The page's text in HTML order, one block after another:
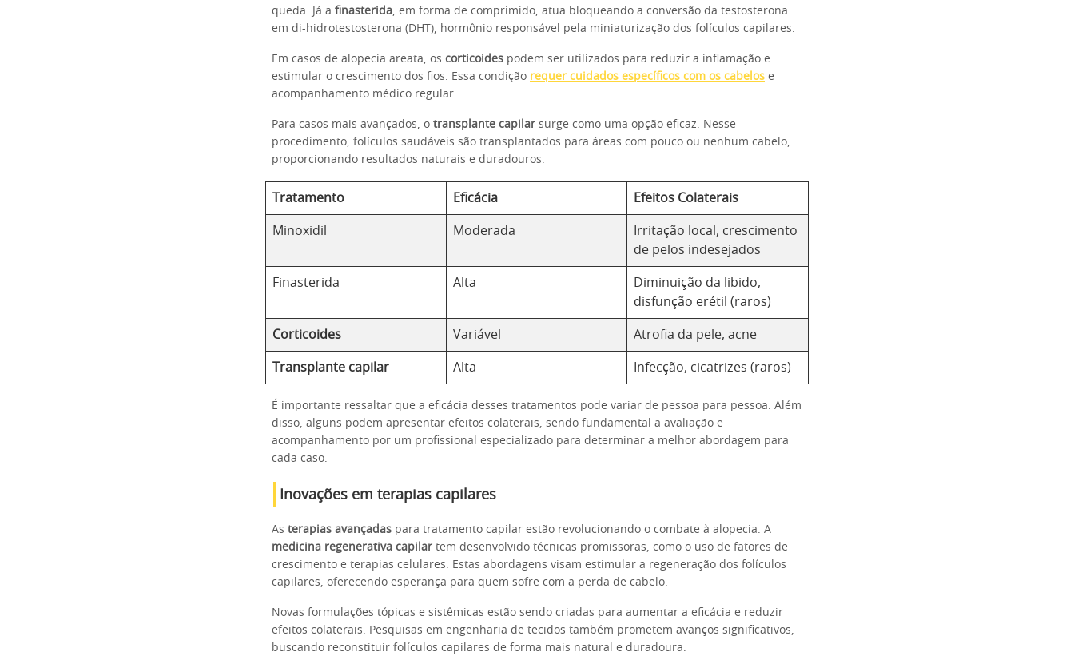
queda. Já a finasterida, em forma de comprimido, atua bloqueando a conversão da testosterona
em di-hidrotestosterona (DHT), hormônio responsável pela miniaturização dos folículos capilares.
Em casos de alopecia areata, os corticoides podem ser utilizados para reduzir a inflamação e
estimular o crescimento dos fios. Essa condição requer cuidados específicos com os cabelos e
acompanhamento médico regular.
Para casos mais avançados, o transplante capilar surge como uma opção eficaz. Nesse
procedimento, folículos saudáveis são transplantados para áreas com pouco ou nenhum cabelo,
proporcionando resultados naturais e duradouros.
Tratamento Eficácia Efeitos Colaterais
Minoxidil Moderada
Irritação local, crescimento
de pelos indesejados
Finasterida Alta
Diminuição da libido,
disfunção erétil (raros)
Corticoides Variável Atrofia da pele, acne
Transplante capilar Alta Infecção, cicatrizes (raros)
É importante ressaltar que a eficácia desses tratamentos pode variar de pessoa para pessoa. Além
disso, alguns podem apresentar efeitos colaterais, sendo fundamental a avaliação e
acompanhamento por um profissional especializado para determinar a melhor abordagem para
cada caso.
Inovações em terapias capilares
As terapias avançadas para tratamento capilar estão revolucionando o combate à alopecia. A
medicina regenerativa capilar tem desenvolvido técnicas promissoras, como o uso de fatores de
crescimento e terapias celulares. Estas abordagens visam estimular a regeneração dos folículos
capilares, oferecendo esperança para quem sofre com a perda de cabelo.
Novas formulações tópicas e sistêmicas estão sendo criadas para aumentar a eficácia e reduzir
efeitos colaterais. Pesquisas em engenharia de tecidos também prometem avanços significativos,
buscando reconstituir folículos capilares de forma mais natural e duradoura.